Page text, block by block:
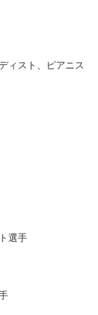
ィスト、ピアニス
選手